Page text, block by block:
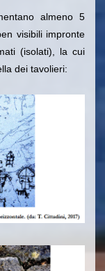
almeno 5
visibili impronte
(isolati), la cui
dei tavolieri: